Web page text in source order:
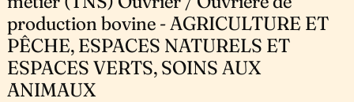
production bovine - AGRICULTURE ET
PÊCHE, ESPACES NATURELS ET
ESPACES VERTS, SOINS AUX
ANIMAUX